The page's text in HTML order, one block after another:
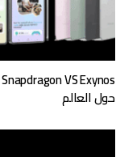
حول العالم